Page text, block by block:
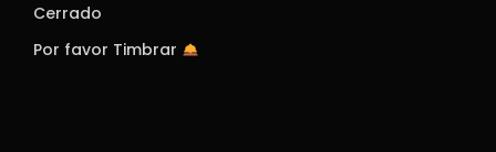
Cerrado
Por favor Timbrar